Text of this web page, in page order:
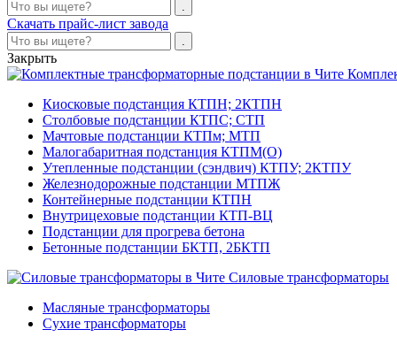
Скачать прайс-лист завода
Закрыть
Киосковые подстанция КТПН; 2КТПН
Столбовые подстанции КТПС; СТП
Мачтовые подстанции КТПм; МТП
Малогабаритная подстанция КТПМ(О)
Утепленные подстанции (сэндвич) КТПУ; 2КТПУ
Железнодорожные подстанции МТПЖ
Контейнерные подстанции КТПН
Внутрицеховые подстанции КТП-ВЦ
Подстанции для прогрева бетона
Бетонные подстанции БКТП, 2БКТП
Силовые трансформаторы
Масляные трансформаторы
Сухие трансформаторы